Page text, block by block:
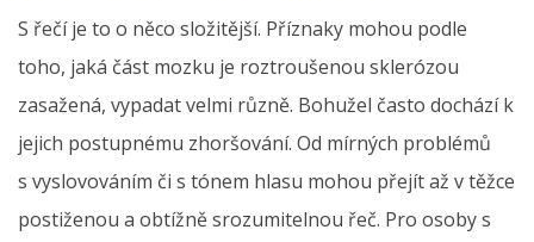
S řečí je to o něco složitější. Příznaky mohou podle
toho, jaká část mozku je roztroušenou sklerózou
zasažená, vypadat velmi různě. Bohužel často dochází k
jejich postupnému zhoršování. Od mírných problémů
s vyslovováním či s tónem hlasu mohou přejít až v těžce
postiženou a obtížně srozumitelnou řeč. Pro osoby s